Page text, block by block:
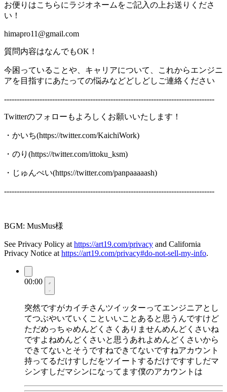
お便りはこちらにラジオネームをご記入の上お送りくださ
い！
himapro11@gmail.com
質問内容はなんでもOK！
今困っていることや、キャリアについて、これからエンジニ
アを目指すにあたっての悩みなどどしどしご連絡ください
-----------------------------------------------------------------------------------
Twitterのフォローもよろしくお願いいたします！
・かいち(https://twitter.com/KaichiWork)
・のり(https://twitter.com/ittoku_ksm)
・じゅんぺい(https://twitter.com/panpaaaaash)
-----------------------------------------------------------------------------------
BGM: MusMus様
See Privacy Policy at https://art19.com/privacy and California
Privacy Notice at https://art19.com/privacy#do-not-sell-my-info.
00:00
突然ですがカイチさんツイッターってエンジニアとし
てつぶやいていくこといいことあると思うんですけど
ただめっちゃめんどくさくありませんめんどくさいね
ですよねめんどくさいと思うあれよめんどくさいから
できてないとそうですねできてないですねアカウント
持ってるだけすしだをツイートするだけですすしだマ
シンすしだマシンになってます僕のアカウントは